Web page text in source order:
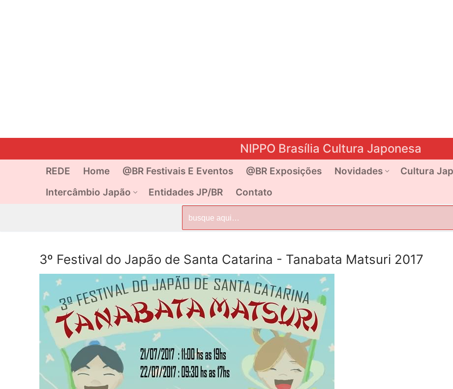
NIPPO Brasília Cultura Japonesa
REDE Home @BR Festivais E Eventos @BR Exposições Novidades Cultura
Intercâmbio Japão
Entidades JP/BR Contato
por:
3º Festival do Japão de Santa Catarina - Tanabata Matsuri 2017